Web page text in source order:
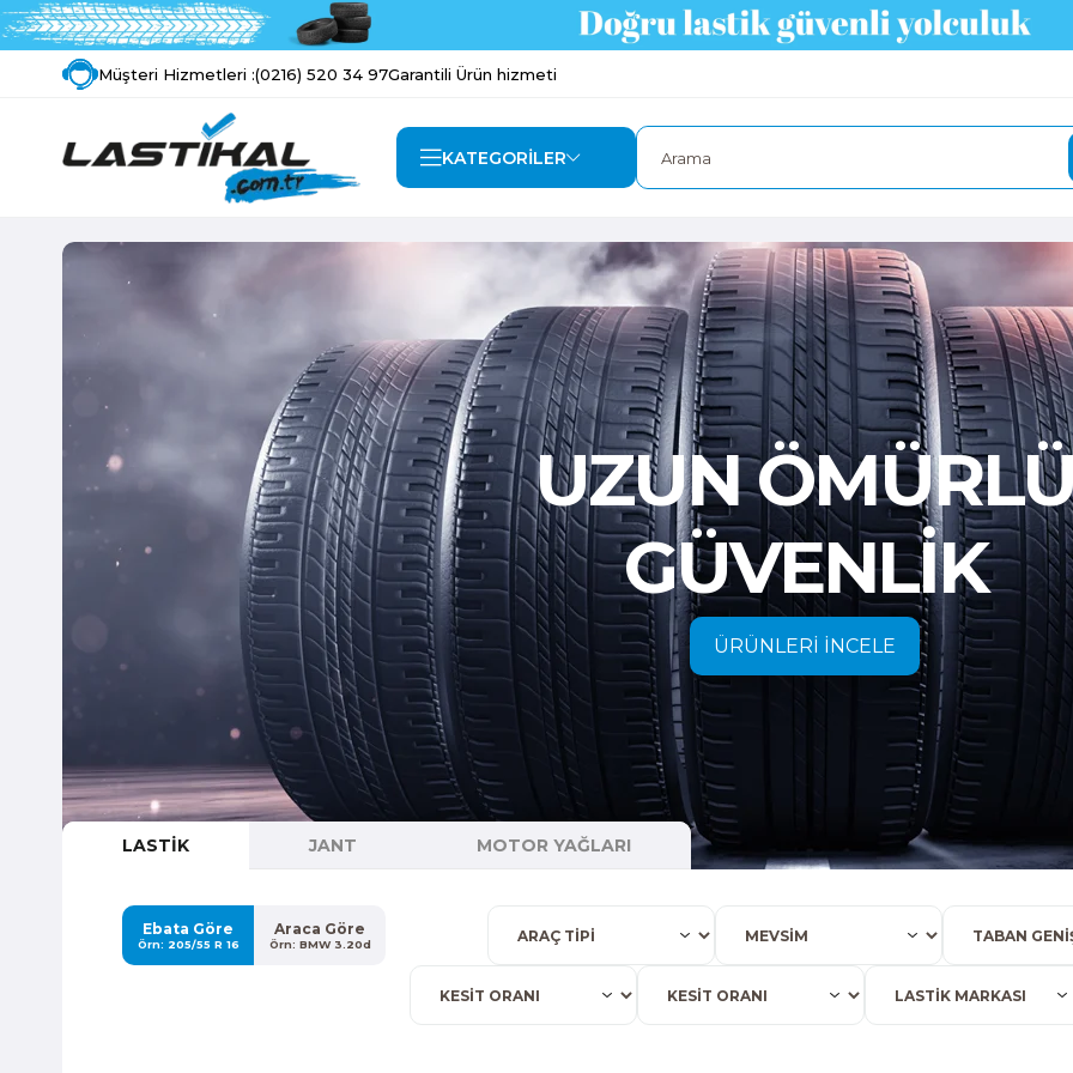
Müşteri Hizmetleri :(0216) 520 34 97Garantili Ürün hizmeti
KATEGORİLER
UZUN
GÜVENLİK
ÜRÜNLERİ İNCELE
LASTİK JANT MOTOR YAĞLARI
Ebata Göre
Örn: 205/55 R 16
Araca Göre
Örn: BMW 3.20d